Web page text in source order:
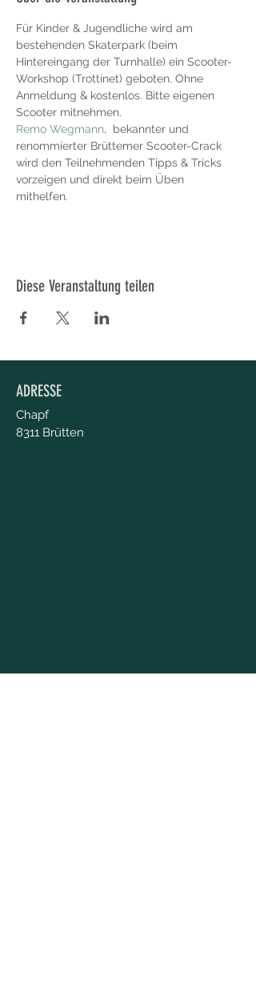
Für Kinder & Jugendliche wird am
bestehenden Skaterpark (beim
Hintereingang der Turnhalle) ein Scooter-
Workshop (Trottinet) geboten. Ohne
Anmeldung & kostenlos. Bitte eigenen
Scooter mitnehmen.
Remo Wegmann,  bekannter und
renommierter Brüttemer Scooter-Crack
wird den Teilnehmenden Tipps & Tricks
vorzeigen und direkt beim Üben
mithelfen.
Diese Veranstaltung teilen
ADRESSE
Chapf
8311 Brütten